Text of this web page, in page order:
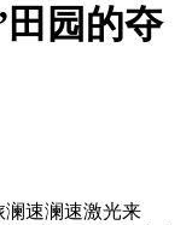
园的夺
澜速澜速激光来